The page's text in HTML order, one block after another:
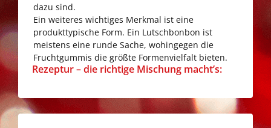
dazu sind.
Ein weiteres wichtiges Merkmal ist eine
produkttypische Form. Ein Lutschbonbon ist
meistens eine runde Sache, wohingegen die
Fruchtgummis die größte Formenvielfalt bieten.
Go
Rezeptur
–
Rezeptur – die richtige Mischung macht’s: